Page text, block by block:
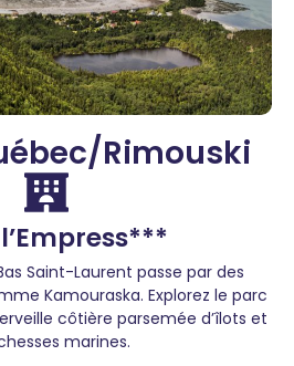
Rimouski
Saint-Laurent passe par des
Kamouraska. Explorez le parc
côtière parsemée d’îlots et
marines.